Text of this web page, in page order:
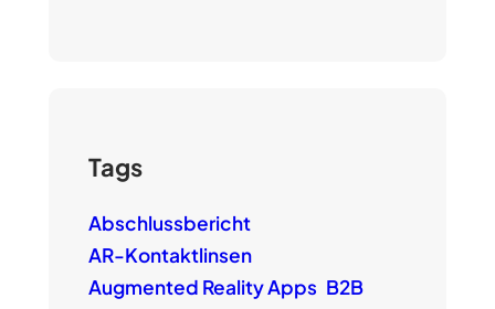
Tags
Abschlussbericht
AR-Kontaktlinsen
Augmented Reality Apps B2B